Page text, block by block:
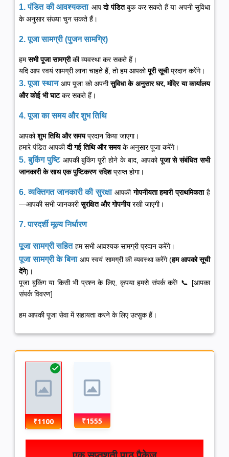
1. पंडित की आवश्यकता आपदो पंडितबुक कर सकते हैं या अपनी सुविधा
के अनुसार संख्या चुन सकते हैं।
2. पूजा सामग्री (पुजन सामग्रि)
हमसभी पूजा सामग्रीकी व्यवस्था कर सकते हैं।
यदि आप स्वयं सामग्री लाना चाहते हैं, तो हम आपकोपूरी सूचीप्रदान करेंगे।
3. पूजा स्थान आप पूजा को अपनीसुविधा के अनुसार घर, मंदिर या कार्यालय
और कोई भी घाटकर सकते हैं।
4. पूजा का समय और शुभ तिथि
आपकोशुभ तिथि और समयप्रदान किया जाएगा।
हमारे पंडित आपकीदी गई तिथि और समयके अनुसार पूजा करेंगे।
5. बुकिंग पुष्टि आपकी बुकिंग पूरी होने के बाद, आपकोपूजा से संबंधित सभी
जानकारी के साथ एक पुष्टिकरण संदेशप्राप्त होगा।
6. व्यक्तिगत जानकारी की सुरक्षा आपकीगोपनीयता हमारी प्राथमिकताहै
—आपकी सभी जानकारीसुरक्षित और गोपनीयरखी जाएगी।
7. पारदर्शी मूल्य निर्धारण
पूजा सामग्री सहित हम सभी आवश्यक सामग्री प्रदान करेंगे।
पूजा सामग्री के बिना आप स्वयं सामग्री की व्यवस्था करेंगे (हम आपको सूची
देंगे)।
पूजा बुकिंग या किसी भी प्रश्न के लिए, कृपया हमसे संपर्क करें! 📞 [आपका
संपर्क विवरण]
हम आपकी पूजा सेवा में सहायता करने के लिए उत्सुक हैं।
₹1100 ₹1555